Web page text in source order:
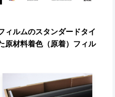
ルムのスタンダードタイ
材料着色（原着）フィル